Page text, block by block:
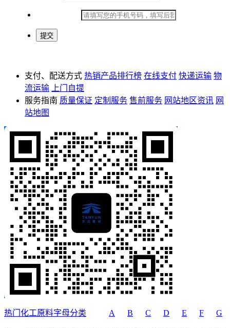
支付、配送方式 热销产品排行榜 在线支付 快递运输 物
流运输 上门自提
服务指南 质量保证 定制服务 售前服务 网站地区资讯 网
站地图
热门化工原料字母分类 A B C D E F G